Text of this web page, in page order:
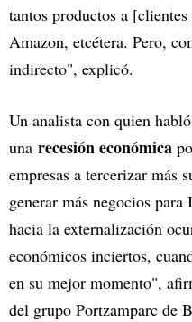
tantos productos a
Amazon, etcétera. Pero,
indirecto", explicó.
Un analista con quien habló
una recesión económica
empresas a tercerizar más
generar más negocios
hacia la externalización
económicos inciertos,
en su mejor momento",
del grupo Portzamparc de